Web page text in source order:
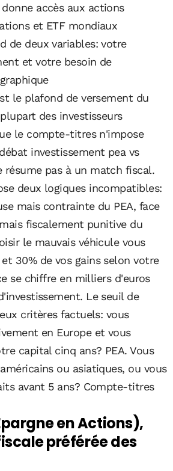
accès aux actions
et ETF mondiaux
de deux variables: votre
et votre besoin de
le plafond de versement du
des investisseurs
le compte-titres n'impose
investissement pea vs
pas à un match fiscal.
deux logiques incompatibles:
mais contrainte du PEA, face
fiscalement punitive du
le mauvais véhicule vous
30% de vos gains selon votre
se chiffre en milliers d'euros
Le seuil de
critères factuels: vous
en Europe et vous
capital cinq ans? PEA. Vous
ou asiatiques, ou vous
avant 5 ans? Compte-titres
en Actions),
préférée des